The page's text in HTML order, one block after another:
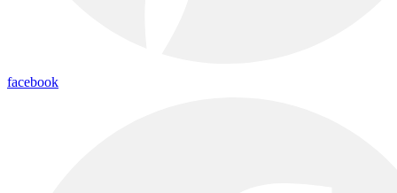
facebook